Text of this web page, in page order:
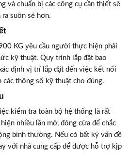
và chuẩn bị các công cụ cần thiết sẽ
suôn sẻ hơn.
KG yêu cầu người thực hiện phải
kỹ thuật. Quy trình lắp đặt bao
định vị trí lắp đặt đến việc kết nối
các thông số kỹ thuật cho đúng.
kiểm tra toàn bộ hệ thống là rất
nhiều lần mở, đóng cửa để chắc
bình thường. Nếu có bất kỳ vấn đề
với nhà cung cấp để được hỗ trợ kịp